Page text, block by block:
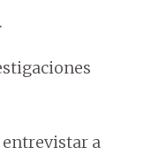
a